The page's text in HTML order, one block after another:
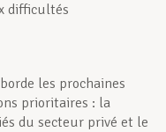
difficultés
les prochaines
prioritaires : la
du secteur privé et le